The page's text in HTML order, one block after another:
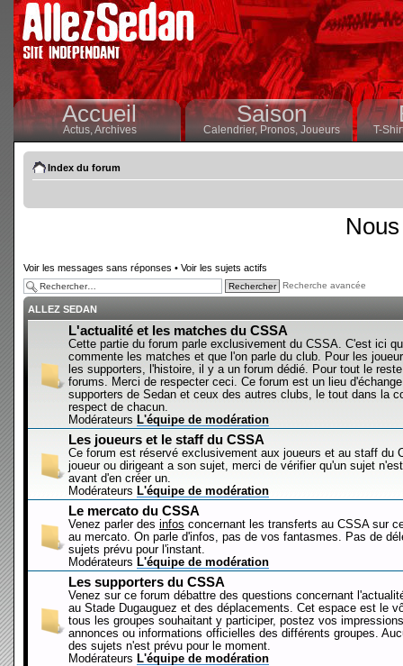
Accueil
Actus,Archives
Saison
Calendrier,Pronos, Joueurs T-
Index du forum
Voir les messages sans réponses • Voir les sujets actifs
Recherche avancée
ALLEZ SEDAN
L'actualité et les matches du CSSA
Cette partie du forum parle exclusivement du CSSA. C'est ici
commente les matches et que l'on parle du club. Pour les
les supporters, l'histoire, il y a un forum dédié. Pour tout le
forums. Merci de respecter ceci. Ce forum est un lieu
supporters de Sedan et ceux des autres clubs, le tout dans la
respect de chacun.
Modérateurs L'équipe de modération
Les joueurs et le staff du CSSA
Ce forum est réservé exclusivement aux joueurs et au staff du
joueur ou dirigeant a son sujet, merci de vérifier qu'un sujet
avant d'en créer un.
Modérateurs L'équipe de modération
Le mercato du CSSA
Venez parler des infos concernant les transferts au CSSA sur
au mercato. On parle d'infos, pas de vos fantasmes. Pas de
sujets prévu pour l'instant.
Modérateurs L'équipe de modération
Les supporters du CSSA
Venez sur ce forum débattre des questions concernant
au Stade Dugauguez et des déplacements. Cet espace est le
tous les groupes souhaitant y participer, postez vos
annonces ou informations officielles des différents groupes.
des sujets n'est prévu pour le moment.
Modérateurs L'équipe de modération